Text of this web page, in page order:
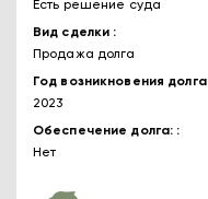
Есть решение суда
Вид сделки
Продажа долга
Год возникновения долга
2023
Обеспечение долга:
Нет